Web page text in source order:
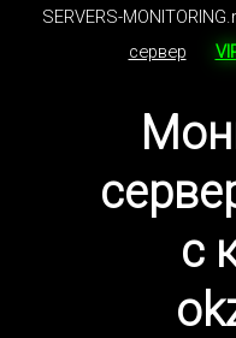
SERVERS-
сервер
с